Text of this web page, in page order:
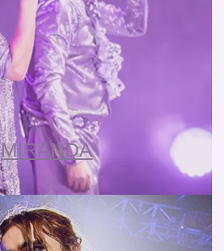
MIRANDA